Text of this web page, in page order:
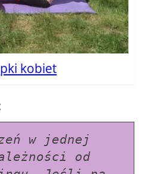
kobiet
w jednej
od